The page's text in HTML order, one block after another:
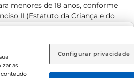
Goiás (GO)
Ou
menores de 18 anos, conforme
II (Estatuto da Criança e do
exclusivos para o
as compras on-line é de R$
as
conteúdo
Configurar privacidade